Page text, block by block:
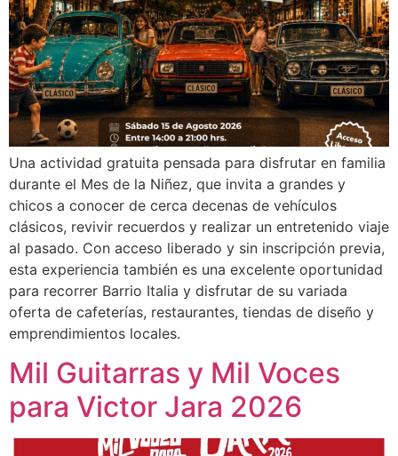
Una actividad gratuita pensada para disfrutar en familia
durante el Mes de la Niñez, que invita a grandes y
chicos a conocer de cerca decenas de vehículos
clásicos, revivir recuerdos y realizar un entretenido viaje
al pasado. Con acceso liberado y sin inscripción previa,
esta experiencia también es una excelente oportunidad
para recorrer Barrio Italia y disfrutar de su variada
oferta de cafeterías, restaurantes, tiendas de diseño y
emprendimientos locales.
Mil Guitarras y Mil Voces
para Victor Jara 2026